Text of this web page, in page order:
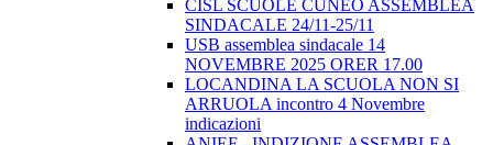
CISL SCUOLE CUNEO ASSEMBLEA
SINDACALE 24/11-25/11
USB assemblea sindacale 14
NOVEMBRE 2025 ORER 17.00
LOCANDINA LA SCUOLA NON SI
ARRUOLA incontro 4 Novembre
indicazioni